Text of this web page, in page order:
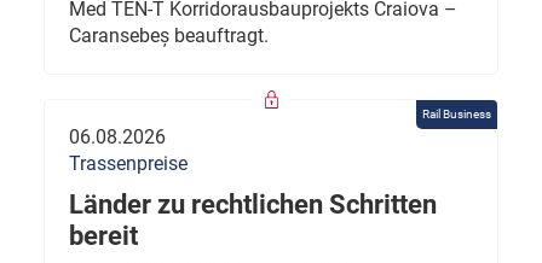
Med TEN-T Korridorausbauprojekts Craiova –
Caransebeș beauftragt.
Rail Business
06.08.2026
Trassenpreise
Länder zu rechtlichen Schritten
bereit